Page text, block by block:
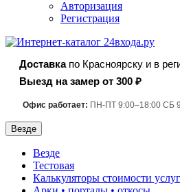
Авторизация
Регистрация
Доставкапо Красноярску и в
Выезд на замер от 300 ₽
Офис работает: ПН-ПТ 9:00–18:00 СБ
Везде
Везде
Тестовая
Калькуляторы стоимости